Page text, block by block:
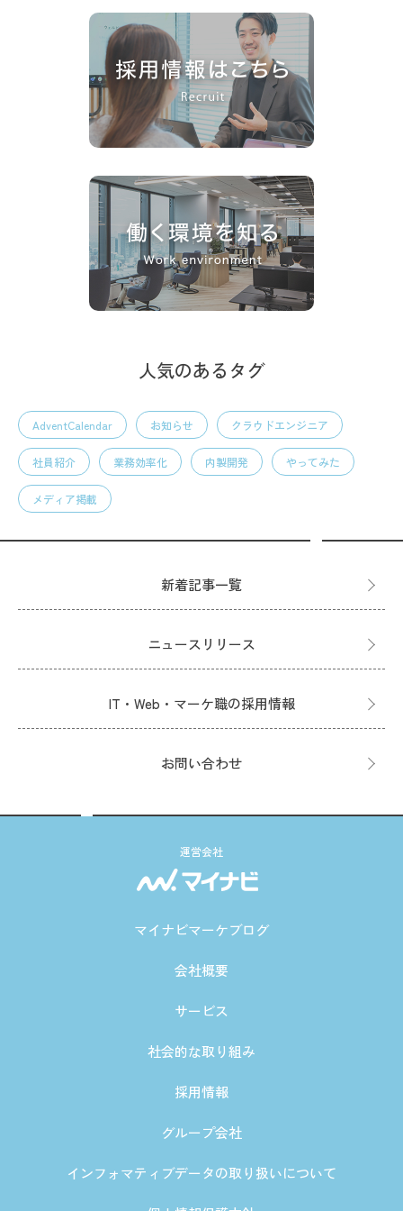
人気のあるタグ
AdventCalendar お知らせ クラウドエンジニア
社員紹介 業務効率化 内製開発 やってみた
メディア掲載
新着記事一覧
ニュースリリース
IT・Web・マーケ職の採用情報
お問い合わせ
運営会社
マイナビマーケブログ
会社概要
サービス
社会的な取り組み
採用情報
グループ会社
インフォマティブデータの取り扱いについて